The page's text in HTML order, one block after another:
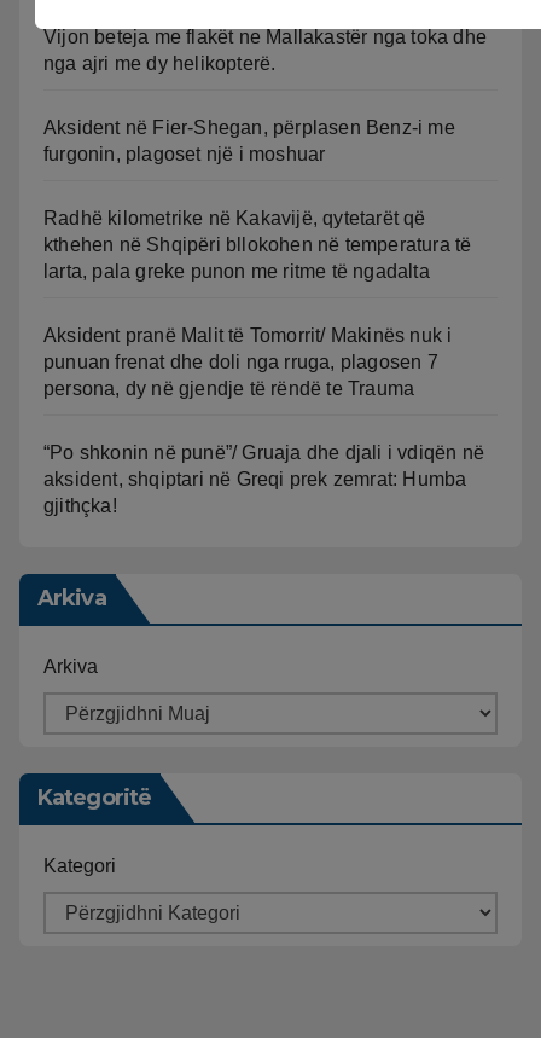
Vijon beteja me flakët ne Mallakastër nga toka dhe
nga ajri me dy helikopterë.
Aksident në Fier-Shegan, përplasen Benz-i me
furgonin, plagoset një i moshuar
Radhë kilometrike në Kakavijë, qytetarët që
kthehen në Shqipëri bllokohen në temperatura të
larta, pala greke punon me ritme të ngadalta
Aksident pranë Malit të Tomorrit/ Makinës nuk i
punuan frenat dhe doli nga rruga, plagosen 7
persona, dy në gjendje të rëndë te Trauma
“Po shkonin në punë”/ Gruaja dhe djali i vdiqën në
aksident, shqiptari në Greqi prek zemrat: Humba
gjithçka!
Arkiva
Arkiva
Kategoritë
Kategori